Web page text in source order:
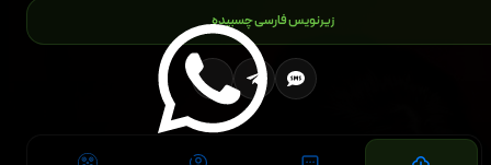
زیرنویس فارسی چسبیده